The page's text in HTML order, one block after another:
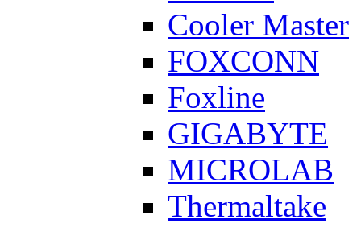
Cooler Master
FOXCONN
Foxline
GIGABYTE
MICROLAB
Thermaltake